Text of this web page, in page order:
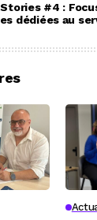
#4 :
dédiées au